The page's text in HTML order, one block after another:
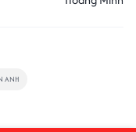
ANH